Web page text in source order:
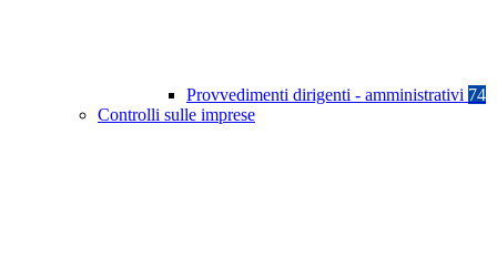
Provvedimenti dirigenti - amministrativi 74
Controlli sulle imprese